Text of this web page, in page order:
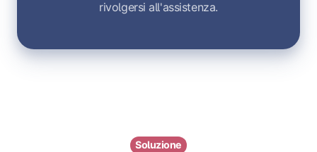
rivolgersi all'assistenza.
Soluzione